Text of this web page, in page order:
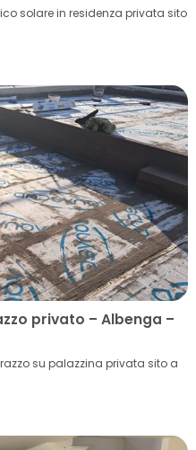
solare in residenza privata sito
privato – Albenga –
su palazzina privata sito a